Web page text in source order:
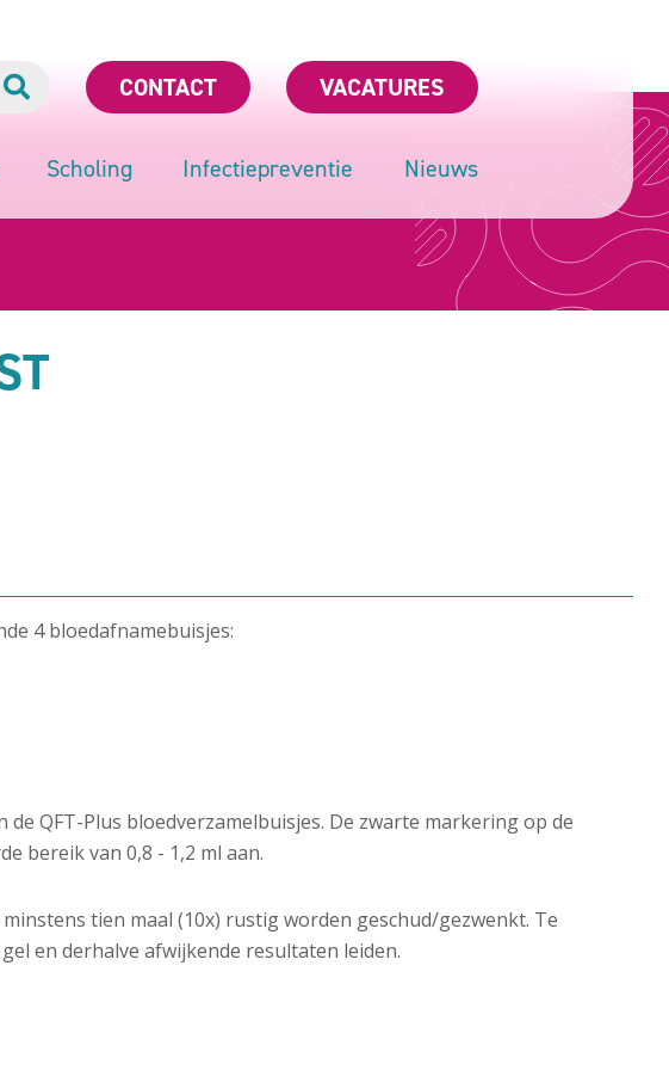
CONTACT VACATURES
Scholing Infectiepreventie Nieuws
4 bloedafnamebuisjes:
QFT-Plus bloedverzamelbuisjes. De zwarte markering op de
bereik van 0,8 - 1,2 ml aan.
tien maal (10x) rustig worden geschud/gezwenkt. Te
en derhalve afwijkende resultaten leiden.